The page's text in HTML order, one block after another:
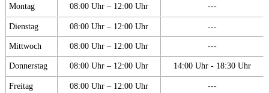
Montag 08:00 Uhr – 12:00 Uhr ---
Dienstag 08:00 Uhr – 12:00 Uhr ---
Mittwoch 08:00 Uhr – 12:00 Uhr ---
Donnerstag 08:00 Uhr – 12:00 Uhr 14:00 Uhr - 18:30 Uhr
Freitag 08:00 Uhr – 12:00 Uhr ---